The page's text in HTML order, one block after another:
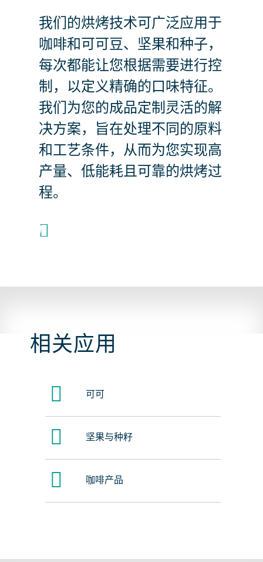
我们的烘烤技术可广泛应用于
咖啡和可可豆、坚果和种子，
每次都能让您根据需要进行控
制，以定义精确的口味特征。
我们为您的成品定制灵活的解
决方案，旨在处理不同的原料
和工艺条件，从而为您实现高
产量、低能耗且可靠的烘烤过
程。
+
相关应用
可可
坚果与种籽
咖啡产品